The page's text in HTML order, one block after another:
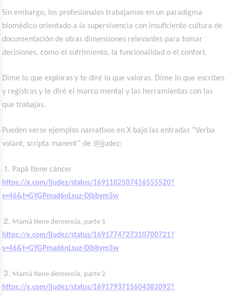
Sin embargo, los profesionales trabajamos en un paradigma
biomédico orientado a la supervivencia con insuficiente cultura de
documentación de otras dimensiones relevantes para tomar
decisiones, como el sufrimiento, la funcionalidad o el confort.
Dime lo que exploras y te diré lo que valoras. Dime lo que escribes
y registras y te diré el marco mental y las herramientas con las
que trabajas.
Pueden verse ejemplos narrativos en X bajo las entradas “Verba
volant, scripta manent” de @jjudez:
Papá tiene cáncer
https://x.com/jjudez/status/1691102507416555520?
s=46&t=GYGPmad6nLsuz-Djbbym3w
Mamá tiene demencia, parte 1
https://x.com/jjudez/status/1691774727310700721?
s=46&t=GYGPmad6nLsuz-Djbbym3w
Mamá tiene demencia, parte 2
https://x.com/jjudez/status/1691793715604382092?